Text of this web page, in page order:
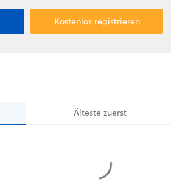
Kostenlos registrieren
Ältestezuerst